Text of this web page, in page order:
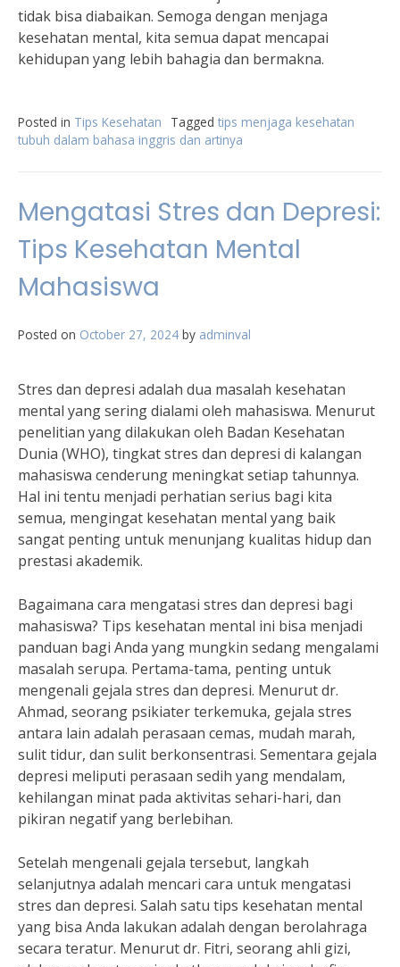
tidak bisa diabaikan. Semoga dengan menjaga
kesehatan mental, kita semua dapat mencapai
kehidupan yang lebih bahagia dan bermakna.
Posted in Tips Kesehatan Tagged tips menjaga kesehatan
tubuh dalam bahasa inggris dan artinya
Mengatasi Stres dan Depresi:
Tips Kesehatan Mental
Mahasiswa
Posted on October 27, 2024 by adminval
Stres dan depresi adalah dua masalah kesehatan
mental yang sering dialami oleh mahasiswa. Menurut
penelitian yang dilakukan oleh Badan Kesehatan
Dunia (WHO), tingkat stres dan depresi di kalangan
mahasiswa cenderung meningkat setiap tahunnya.
Hal ini tentu menjadi perhatian serius bagi kita
semua, mengingat kesehatan mental yang baik
sangat penting untuk menunjang kualitas hidup dan
prestasi akademik.
Bagaimana cara mengatasi stres dan depresi bagi
mahasiswa? Tips kesehatan mental ini bisa menjadi
panduan bagi Anda yang mungkin sedang mengalami
masalah serupa. Pertama-tama, penting untuk
mengenali gejala stres dan depresi. Menurut dr.
Ahmad, seorang psikiater terkemuka, gejala stres
antara lain adalah perasaan cemas, mudah marah,
sulit tidur, dan sulit berkonsentrasi. Sementara gejala
depresi meliputi perasaan sedih yang mendalam,
kehilangan minat pada aktivitas sehari-hari, dan
pikiran negatif yang berlebihan.
Setelah mengenali gejala tersebut, langkah
selanjutnya adalah mencari cara untuk mengatasi
stres dan depresi. Salah satu tips kesehatan mental
yang bisa Anda lakukan adalah dengan berolahraga
secara teratur. Menurut dr. Fitri, seorang ahli gizi,